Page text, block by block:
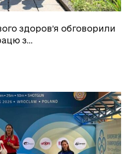
здоров’я обговорили
з…